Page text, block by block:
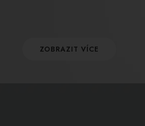
ZOBRAZIT VÍCE